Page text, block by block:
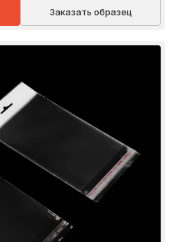
Заказать образец